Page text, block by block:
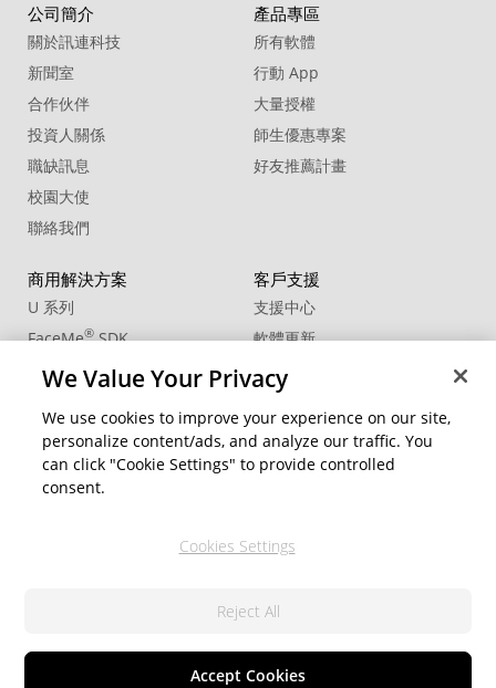
公司簡介
關於訊連科技
新聞室
合作伙伴
投資人關係
職缺訊息
校園大使
聯絡我們
產品專區
所有軟體
行動 App
大量授權
師生優惠專案
好友推薦計畫
商用解決方案
U 系列
FaceMe®SDK
客戶支援
支援中心
軟體更新
CCP國際專業認證
社群資源 變更地區
Cookie 設定
We Value Your Privacy
We use cookies to improve your experience on our site,
personalize content/ads, and analyze our traffic. You
can click "Cookie Settings" to provide controlled
consent.
Cookies Settings
Reject All
Accept Cookies